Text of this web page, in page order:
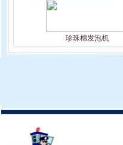
珍珠棉发泡机